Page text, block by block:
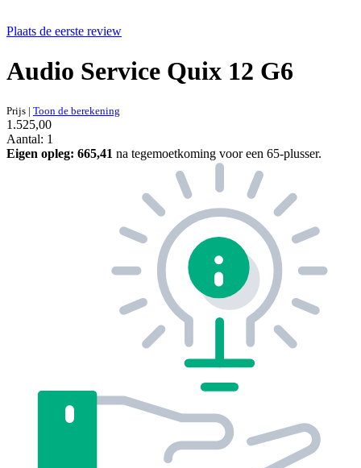
Plaats de eerste review
Audio Service Quix 12 G6
Prijs | Toon de berekening
1.525,00
Aantal: 1
Eigen opleg: 665,41 na tegemoetkoming voor een 65-plusser.